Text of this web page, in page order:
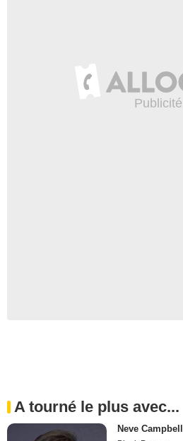
A tourné le plus avec...
Neve Campbell